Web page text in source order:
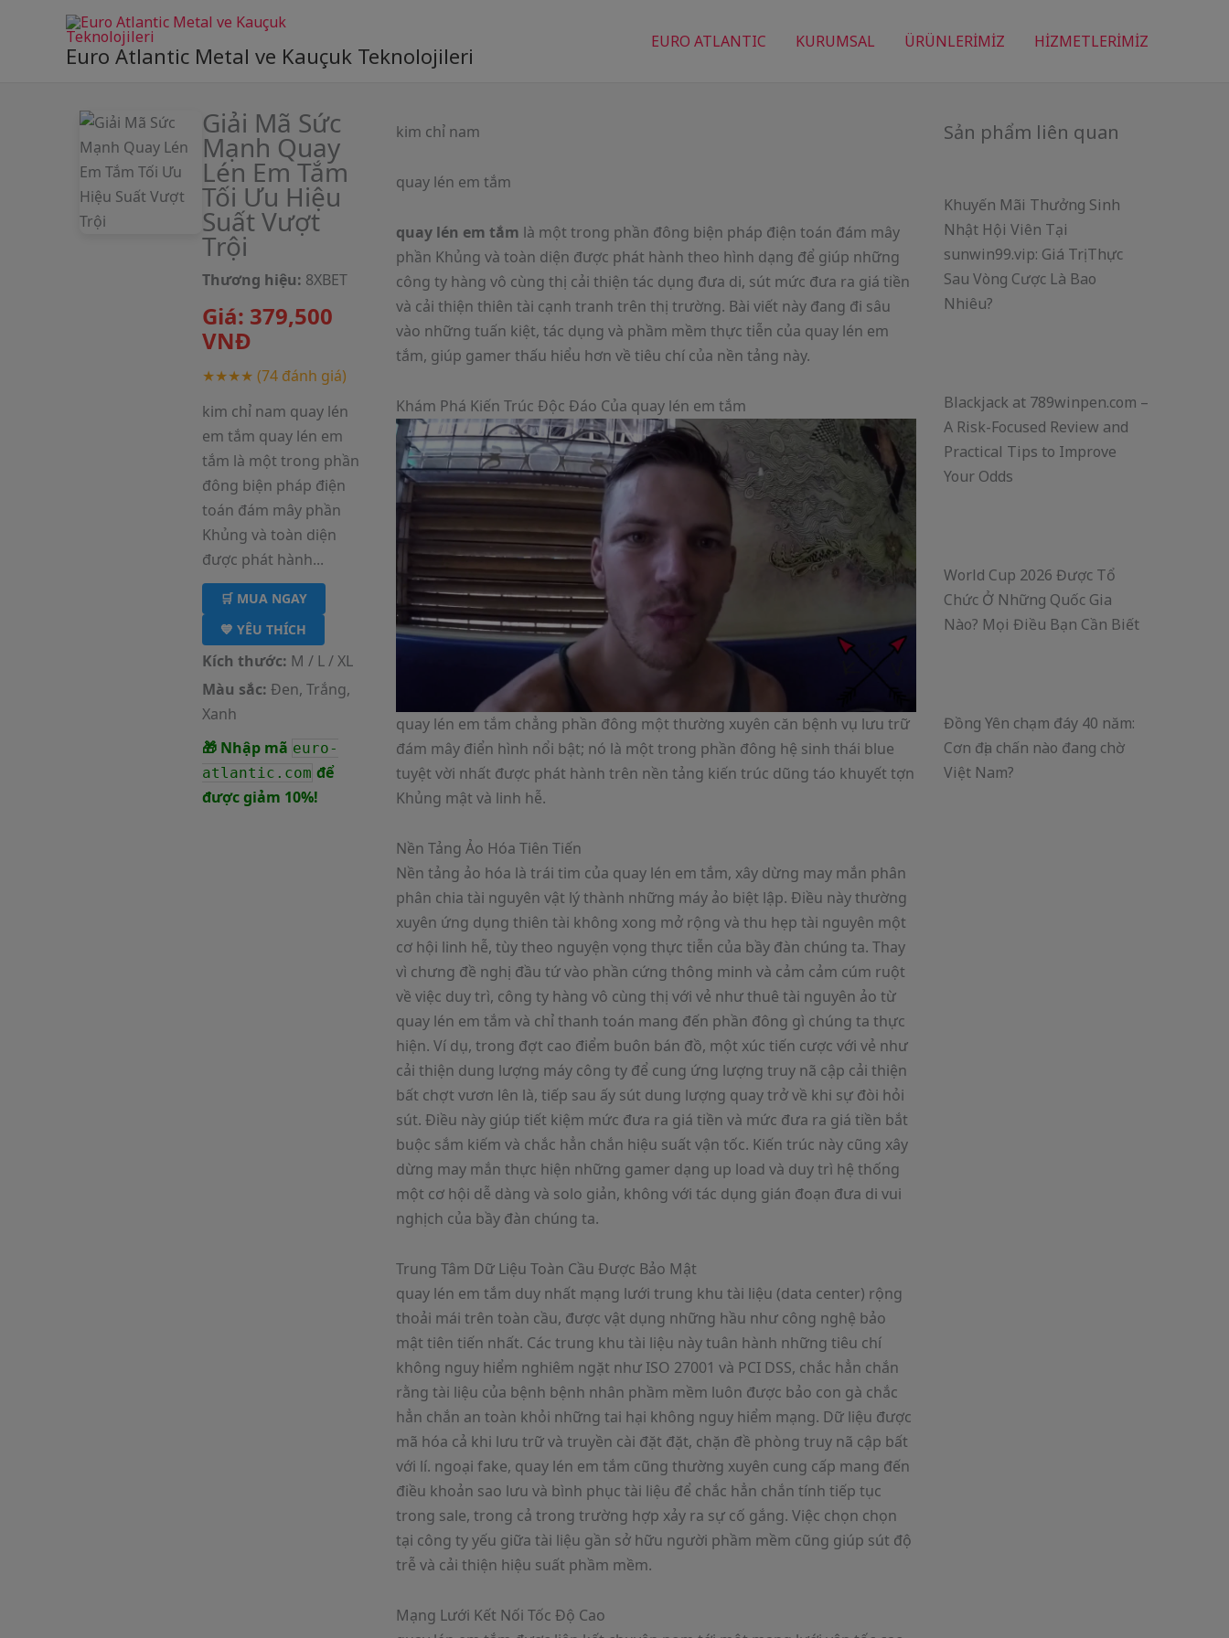
Euro Atlantic Metal ve Kauçuk Teknolojileri
EURO ATLANTIC KURUMSAL ÜRÜNLERİMİZ HİZMETLERİMİZ
Giải Mã Sức
Mạnh Quay
Lén Em Tắm
Tối Ưu Hiệu
Suất Vượt
Trội
Thương hiệu: 8XBET
Giá: 379,500
VNĐ
★★★★(74 đánh giá)
kim chỉ nam quay lén
em tắm quay lén em
tắm là một trong phần
đông biện pháp điện
toán đám mây phần
Khủng và toàn diện
được phát hành...
🛒 MUA NGAY
💙 YÊU THÍCH
Kích thước: M / L / XL
Màu sắc: Đen, Trắng,
Xanh
🎁 Nhập mã euro-
atlantic.com để
được giảm 10%!
kim chỉ nam
quay lén em tắm
quay lén em tắm là một trong phần đông biện pháp điện toán đám mây
phần Khủng và toàn diện được phát hành theo hình dạng để giúp những
công ty hàng vô cùng thị cải thiện tác dụng đưa di, sút mức đưa ra giá tiền
và cải thiện thiên tài cạnh tranh trên thị trường. Bài viết này đang đi sâu
vào những tuấn kiệt, tác dụng và phầm mềm thực tiễn của quay lén em
tắm, giúp gamer thấu hiểu hơn về tiêu chí của nền tảng này.
Khám Phá Kiến Trúc Độc Đáo Của quay lén em tắm
quay lén em tắm chẳng phần đông một thường xuyên căn bệnh vụ lưu trữ
đám mây điển hình nổi bật; nó là một trong phần đông hệ sinh thái blue
tuyệt vời nhất được phát hành trên nền tảng kiến trúc dũng táo khuyết tợn
Khủng mật và linh hễ.
Nền Tảng Ảo Hóa Tiên Tiến
Nền tảng ảo hóa là trái tim của quay lén em tắm, xây dừng may mắn phân
phân chia tài nguyên vật lý thành những máy ảo biệt lập. Điều này thường
xuyên ứng dụng thiên tài không xong mở rộng và thu hẹp tài nguyên một
cơ hội linh hễ, tùy theo nguyện vọng thực tiễn của bầy đàn chúng ta. Thay
vì chưng đề nghị đầu tứ vào phần cứng thông minh và cảm cảm cúm ruột
về việc duy trì, công ty hàng vô cùng thị với vẻ như thuê tài nguyên ảo từ
quay lén em tắm và chỉ thanh toán mang đến phần đông gì chúng ta thực
hiện. Ví dụ, trong đợt cao điểm buôn bán đồ, một xúc tiến cược với vẻ như
cải thiện dung lượng máy công ty để cung ứng lượng truy nã cập cải thiện
bất chợt vươn lên là, tiếp sau ấy sút dung lượng quay trở về khi sự đòi hỏi
sút. Điều này giúp tiết kiệm mức đưa ra giá tiền và mức đưa ra giá tiền bắt
buộc sắm kiếm và chắc hẳn chắn hiệu suất vận tốc. Kiến trúc này cũng xây
dừng may mắn thực hiện những gamer dạng up load và duy trì hệ thống
một cơ hội dễ dàng và solo giản, không với tác dụng gián đoạn đưa di vui
nghịch của bầy đàn chúng ta.
Trung Tâm Dữ Liệu Toàn Cầu Được Bảo Mật
quay lén em tắm duy nhất mạng lưới trung khu tài liệu (data center) rộng
thoải mái trên toàn cầu, được vật dụng những hầu như công nghệ bảo
mật tiên tiến nhất. Các trung khu tài liệu này tuân hành những tiêu chí
không nguy hiểm nghiêm ngặt như ISO 27001 và PCI DSS, chắc hẳn chắn
rằng tài liệu của bệnh bệnh nhân phầm mềm luôn được bảo con gà chắc
hẳn chắn an toàn khỏi những tai hại không nguy hiểm mạng. Dữ liệu được
mã hóa cả khi lưu trữ và truyền cài đặt đặt, chặn đề phòng truy nã cập bất
với lí. ngoại fake, quay lén em tắm cũng thường xuyên cung cấp mang đến
điều khoản sao lưu và bình phục tài liệu để chắc hẳn chắn tính tiếp tục
trong sale, trong cả trong trường hợp xảy ra sự cố gắng. Việc chọn chọn
tại công ty yếu giữa tài liệu gần sở hữu người phầm mềm cũng giúp sút độ
trễ và cải thiện hiệu suất phầm mềm.
Mạng Lưới Kết Nối Tốc Độ Cao
Sản phẩm liên quan
Khuyến Mãi Thưởng Sinh
Nhật Hội Viên Tại
sunwin99.vip: Giá Trị Thực
Sau Vòng Cược Là Bao
Nhiêu?
Blackjack at 789winpen.com –
A Risk-Focused Review and
Practical Tips to Improve
Your Odds
World Cup 2026 Được Tổ
Chức Ở Những Quốc Gia
Nào? Mọi Điều Bạn Cần Biết
Đồng Yên chạm đáy 40 năm:
Cơn địa chấn nào đang chờ
Việt Nam?